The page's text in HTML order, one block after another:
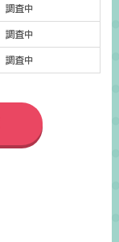
調査中
調査中
調査中